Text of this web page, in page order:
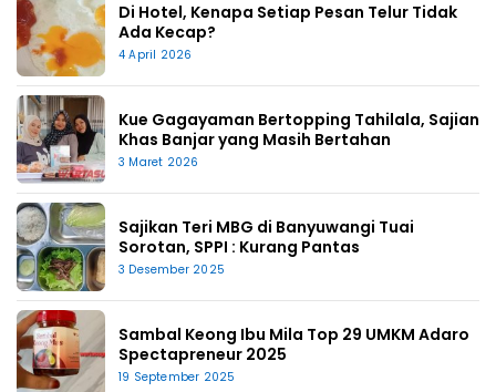
Di Hotel, Kenapa Setiap Pesan Telur Tidak
Ada Kecap?
4 April 2026
Kue Gagayaman Bertopping Tahilala, Sajian
Khas Banjar yang Masih Bertahan
3 Maret 2026
Sajikan Teri MBG di Banyuwangi Tuai
Sorotan, SPPI : Kurang Pantas
3 Desember 2025
Sambal Keong Ibu Mila Top 29 UMKM Adaro
Spectapreneur 2025
19 September 2025